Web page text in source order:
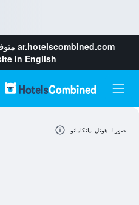
ar.hotelscombined.com
in English
صور لـ هوتل بيانكامانو